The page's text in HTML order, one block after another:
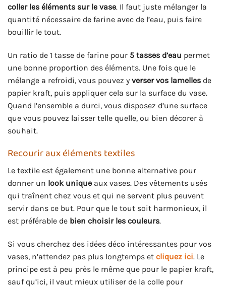
coller les éléments sur le vase. Il faut juste mélanger la
quantité nécessaire de farine avec de l’eau, puis faire
bouillir le tout.
Un ratio de 1 tasse de farine pour 5 tasses d’eau permet
une bonne proportion des éléments. Une fois que le
mélange a refroidi, vous pouvez y verser vos lamelles de
papier kraft, puis appliquer cela sur la surface du vase.
Quand l’ensemble a durci, vous disposez d’une surface
que vous pouvez laisser telle quelle, ou bien décorer à
souhait.
Recourir aux éléments textiles
Le textile est également une bonne alternative pour
donner un look unique aux vases. Des vêtements usés
qui traînent chez vous et qui ne servent plus peuvent
servir dans ce but. Pour que le tout soit harmonieux, il
est préférable de bien choisir les couleurs.
Si vous cherchez des idées déco intéressantes pour vos
vases, n’attendez pas plus longtemps et cliquez ici. Le
principe est à peu près le même que pour le papier kraft,
sauf qu’ici, il vaut mieux utiliser de la colle pour